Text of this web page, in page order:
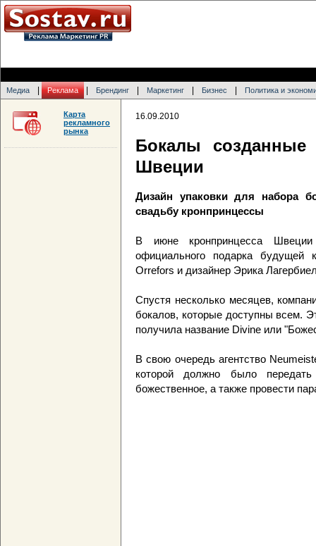
Медиа Реклама Брендинг Маркетинг Бизнес Политика и
16.09.2010
Бокалы
Швеции
Дизайн упаковки для набора
свадьбу кронпринцессы
В июне кронпринцесса
официального подарка будущей
Orrefors и дизайнер Эрика
Спустя несколько месяцев,
бокалов, которые доступны всем.
получила название Divine или
В свою очередь агентство
которой должно было
божественное, а также провести
Карта
рекламного
рынка